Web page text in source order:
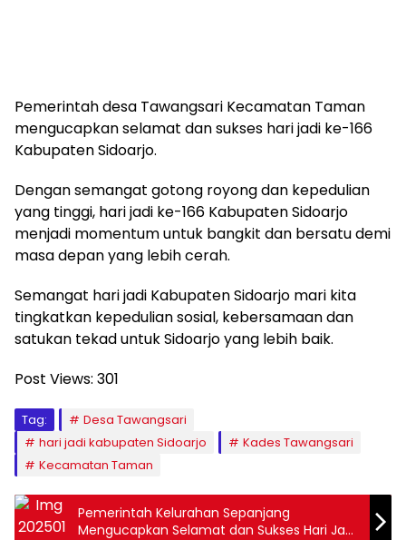
Pemerintah desa Tawangsari Kecamatan Taman
mengucapkan selamat dan sukses hari jadi ke-166
Kabupaten Sidoarjo.
Dengan semangat gotong royong dan kepedulian
yang tinggi, hari jadi ke-166 Kabupaten Sidoarjo
menjadi momentum untuk bangkit dan bersatu demi
masa depan yang lebih cerah.
Semangat hari jadi Kabupaten Sidoarjo mari kita
tingkatkan kepedulian sosial, kebersamaan dan
satukan tekad untuk Sidoarjo yang lebih baik.
Post Views: 301
Tag:
Desa Tawangsari
hari jadi kabupaten Sidoarjo
Kades Tawangsari
Kecamatan Taman
Pemerintah Kelurahan Sepanjang
Mengucapkan Selamat dan Sukses Hari Jadi